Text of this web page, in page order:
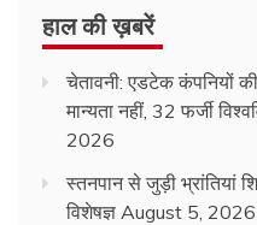
हाल की ख़बरें
चेतावनी: एडटेक कंपनियों
मान्यता नहीं, 32 फर्जी
2026
स्तनपान से जुड़ी भ्रांतियां
विशेषज्ञ August 5, 2026